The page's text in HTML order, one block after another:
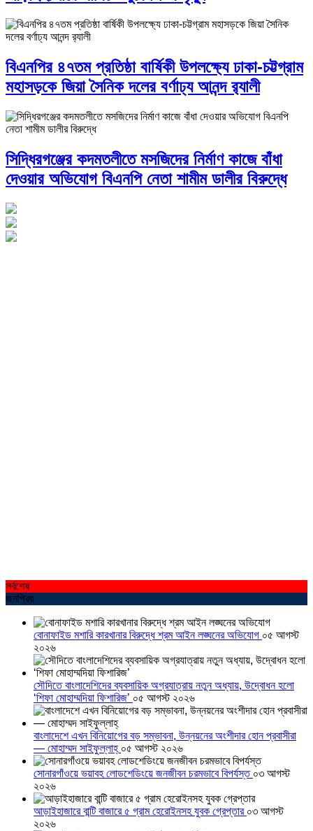
বিএনপির ৪৭তম প্রতিষ্ঠা বার্ষিকী উপলক্ষ্যে ঢাকা-চট্টগ্রাম
মহাসড়কে জিয়া সৈনিক দলের বর্ণাঢ্য আনন্দ র‌্যালী
সিদ্ধিরগঞ্জের কদমতলীতে মসজিদের নির্মাণ কাজে বাঁধা
দেওয়ার অভিযোগ বিএনপি নেতা শামীম ডালীর বিরুদ্ধে
সর্বশেষ
জনপ্রিয়
বোনাফাইড মশারি কারখানার বিরুদ্ধে শ্রম আইন লঙ্ঘনের অভিযোগ ০৫ আগস্ট
২০২৬
সৌদিতে বাংলাদেশিদের ব্যবসায়িক অগ্রযাত্রায় নতুন অধ্যায়, উদ্বোধন হলো
‘শিফা মোহাম্মদিয়া ফিশারিজ’ ০৫ আগস্ট ২০২৬
বাংলাদেশে এখন বিনিয়োগের বড় সম্ভাবনা, উন্নয়নের অংশীদার হোন প্রবাসীরা
— মোহাম্মদ সাইফুল্লাহ্ ০৫ আগস্ট ২০২৬
সোনারগাঁওয়ে ভয়াবহ লোডশেডিংয়ে জনজীবন চরমভাবে বিপর্যস্ত ০৩ আগস্ট
২০২৬
আড়াইহাজারে বান্টি বাজারে ৫ গ্রাম হেরোইনসহ যুবক গ্রেপ্তার ০৩ আগস্ট
২০২৬